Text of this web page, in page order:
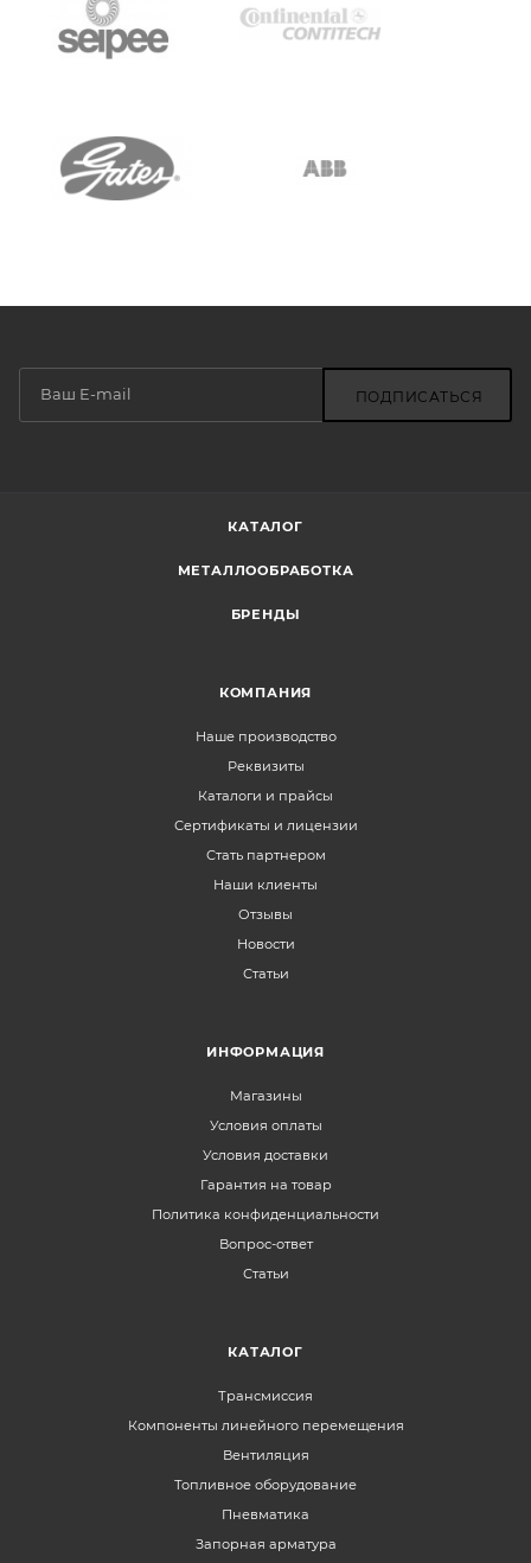
ПОДПИСАТЬСЯ
КАТАЛОГ
МЕТАЛЛООБРАБОТКА
БРЕНДЫ
КОМПАНИЯ
Наше производство
Реквизиты
Каталоги и прайсы
Сертификаты и лицензии
Стать партнером
Наши клиенты
Отзывы
Новости
Статьи
ИНФОРМАЦИЯ
Магазины
Условия оплаты
Условия доставки
Гарантия на товар
Политика конфиденциальности
Вопрос-ответ
Статьи
КАТАЛОГ
Трансмиссия
Компоненты линейного перемещения
Вентиляция
Топливное оборудование
Пневматика
Запорная арматура